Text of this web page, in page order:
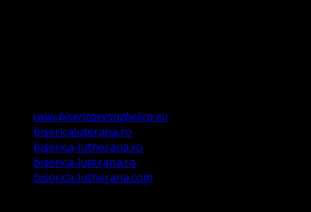
www.bisericaevanghelica.eu
bisericaluterana.ro
biserica-lutherana.ro
biserica-luterana.ro
biserica-lutherana.com